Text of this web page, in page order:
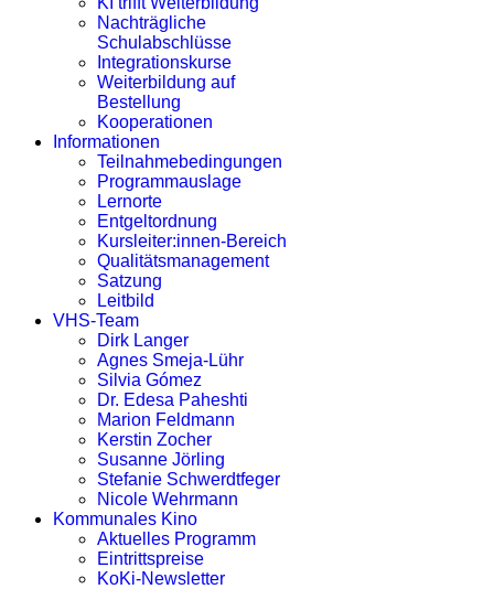
Nachträgliche
Schulabschlüsse
Integrationskurse
Weiterbildung auf
Bestellung
Kooperationen
Informationen
Teilnahmebedingungen
Programmauslage
Lernorte
Entgeltordnung
Kursleiter:innen-Bereich
Qualitätsmanagement
Satzung
Leitbild
VHS-Team
Dirk Langer
Agnes Smeja-Lühr
Silvia Gómez
Dr. Edesa Paheshti
Marion Feldmann
Kerstin Zocher
Susanne Jörling
Stefanie Schwerdtfeger
Nicole Wehrmann
Kommunales Kino
Aktuelles Programm
Eintrittspreise
KoKi-Newsletter